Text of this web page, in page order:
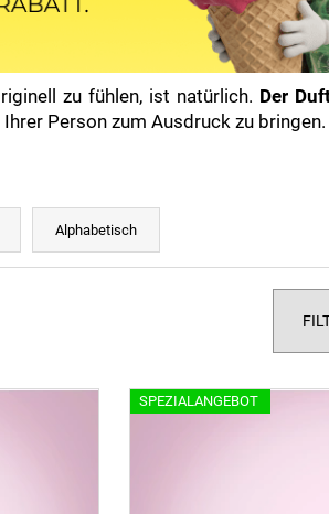
zu fühlen, ist natürlich. Der
Person zum Ausdruck zu bringen.
Alphabetisch
SPEZIALANGEBOT